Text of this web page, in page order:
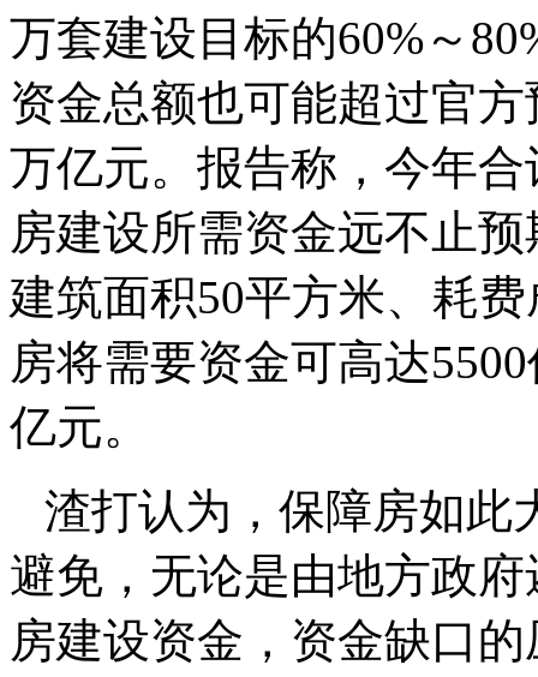
万套建设目标的60%～
资金总额也可能超过官
万亿元。报告称，今年
房建设所需资金远不止
建筑面积50平方米、耗
房将需要资金可高达
亿元。
渣打认为，保障房如此
避免，无论是由地方政
房建设资金，资金缺口